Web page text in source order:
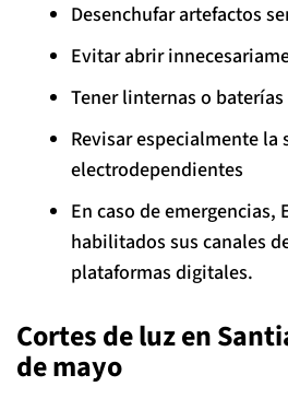
Desenchufar artefactos
Evitar abrir
Tener linternas o
Revisar especialmente
electrodependientes
En caso de emergencias,
habilitados sus canales
plataformas digitales.
Cortes de luz en
de mayo